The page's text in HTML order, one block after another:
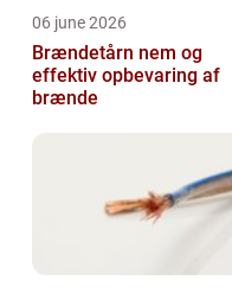
06 june 2026
Brændetårn nem og
effektiv opbevaring af
brænde